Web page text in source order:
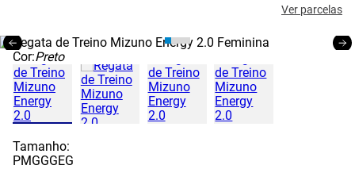
Ver parcelas
Cor:Preto
Tamanho:
PMGGGEG